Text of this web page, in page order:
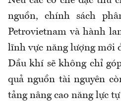
nguồn, chính sách
Petrovietnam và hành
lĩnh vực năng lượng mới
Dầu khí sẽ không chỉ
quả nguồn tài nguyên
tảng nâng cao năng lực